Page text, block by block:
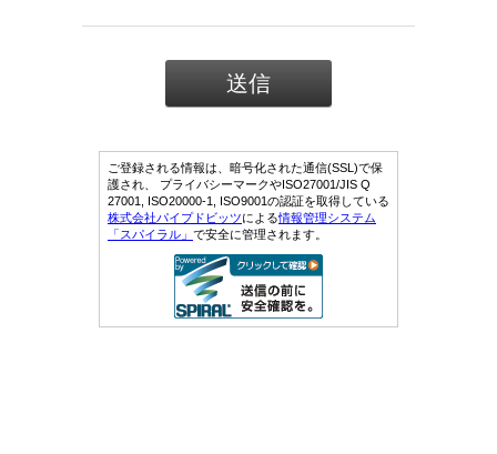
ご登録される情報は、暗号化された通信(SSL)で保
護され、 プライバシーマークやISO27001/JIS Q
27001, ISO20000-1, ISO9001の認証を取得している
株式会社パイプドビッツによる情報管理システム
「スパイラル」 で安全に管理されます。